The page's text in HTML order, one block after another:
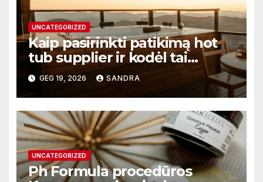
UNCATEGORIZED
Kaip pasirinkti patikimą hot
tub supplier ir kodėl tai
svarbu?
GEG 19, 2026 SANDRA
UNCATEGORIZED
Ph Formula procedūros